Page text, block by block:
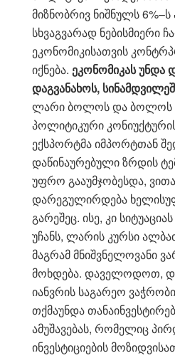
მიზნობრივ ნიშნულს
სხვაგვარად ნებისმიერი
ეკონომიკისათვის
იქნება. ეკონომიკას უნდა
დაგვანახოს,
ლარი ბოლოს და ბოლოს
პოლიტიკური
ექსპორტმა იმპორტთან
დაწინაურებული ზრდის
უფრო გააუმჯობესდა,
დარეგულირდება
გარეშეც. ისე, კი
უჩანს, ლარის კურსი
მაგრამ მნიშვნელოვანი
მოხდება. დაველოდოთ,
იანვრის საგარეო
თქმაუნდა
ამუშავებას, რომელიც
ინვესტიციების